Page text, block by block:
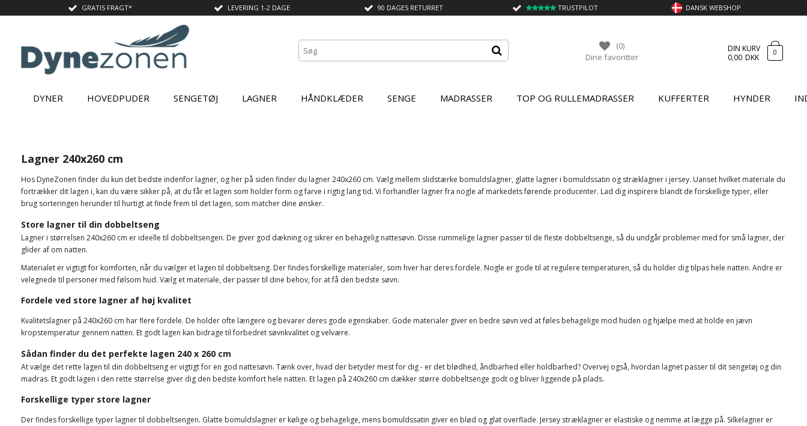
GRATIS FRAGT* LEVERING 1-2 DAGE 90 DAGES RETURRET TRUSTPILOT DANSK WEBSHOP
(0)
Dine favoritter
DIN KURV
0,00 DKK 0
DYNER HOVEDPUDER SENGETØJ LAGNER HÅNDKLÆDER SENGE MADRASSER TOP OG RULLEMADRASSER KUFFERTER HYNDER
Lagner 240x260 cm
Hos DyneZonen finder du kun det bedste indenfor lagner, og her på siden finder du lagner 240x260 cm. Vælg mellem slidstærke bomuldslagner, glatte lagner i bomuldssatin og stræklagner i jersey. Uanset hvilket materiale du
fortrækker dit lagen i, kan du være sikker på, at du får et lagen som holder form og farve i rigtig lang tid. Vi forhandler lagner fra nogle af markedets førende producenter. Lad dig inspirere blandt de forskellige typer, eller
brug sorteringen herunder til hurtigt at finde frem til det lagen, som matcher dine ønsker.
Store lagner til din dobbeltseng
Lagner i størrelsen 240x260 cm er ideelle til dobbeltsengen. De giver god dækning og sikrer en behagelig nattesøvn. Disse rummelige lagner passer til de fleste dobbeltsenge, så du undgår problemer med for små lagner, der
glider af om natten.
Materialet er vigtigt for komforten, når du vælger et lagen til dobbeltseng. Der findes forskellige materialer, som hver har deres fordele. Nogle er gode til at regulere temperaturen, så du holder dig tilpas hele natten. Andre er
velegnede til personer med følsom hud. Vælg et materiale, der passer til dine behov, for at få den bedste søvn.
Fordele ved store lagner af høj kvalitet
Kvalitetslagner på 240x260 cm har flere fordele. De holder ofte længere og bevarer deres gode egenskaber. Gode materialer giver en bedre søvn ved at føles behagelige mod huden og hjælpe med at holde en jævn
kropstemperatur gennem natten. Et godt lagen kan bidrage til forbedret søvnkvalitet og velvære.
Sådan finder du det perfekte lagen 240 x 260 cm
At vælge det rette lagen til din dobbeltseng er vigtigt for en god nattesøvn. Tænk over, hvad der betyder mest for dig - er det blødhed, åndbarhed eller holdbarhed? Overvej også, hvordan lagnet passer til dit sengetøj og din
madras. Et godt lagen i den rette størrelse giver dig den bedste komfort hele natten. Et lagen på 240x260 cm dækker større dobbeltsenge godt og bliver liggende på plads.
Forskellige typer store lagner
Der findes forskellige typer lagner til dobbeltsengen. Glatte bomuldslagner er kølige og behagelige, mens bomuldssatin giver en blød og glat overflade. Jersey stræklagner er elastiske og nemme at lægge på. Silkelagner er